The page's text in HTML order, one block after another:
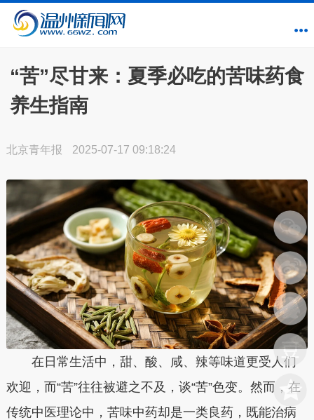
“苦”尽甘来：夏季必吃的苦味药食
养生指南
北京青年报 2025-07-17 09:18:24
在日常生活中，甜、酸、咸、辣等味道更受人们
欢迎，而“苦”往往被避之不及，谈“苦”色变。然而，在
传统中医理论中，苦味中药却是一类良药，既能治病